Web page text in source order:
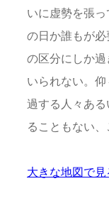
いに虚勢を張
の日か誰もが
の区分にしか
いられない。
過する人々あ
ることもない、
大きな地図で見